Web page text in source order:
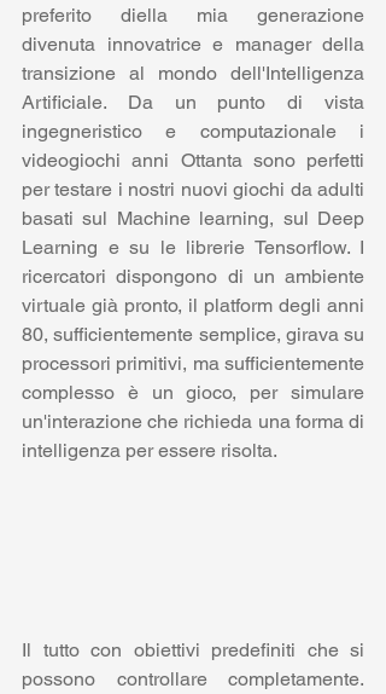
preferito diella mia generazione
divenuta innovatrice e manager della
transizione al mondo dell'Intelligenza
Artificiale. Da un punto di vista
ingegneristico e computazionale i
videogiochi anni Ottanta sono perfetti
per testare i nostri nuovi giochi da adulti
basati sul Machine learning, sul Deep
Learning e su le librerie Tensorflow. I
ricercatori dispongono di un ambiente
virtuale già pronto, il platform degli anni
80, sufficientemente semplice, girava su
processori primitivi, ma sufficientemente
complesso è un gioco, per simulare
un'interazione che richieda una forma di
intelligenza per essere risolta.
Il tutto con obiettivi predefiniti che si
possono controllare completamente.